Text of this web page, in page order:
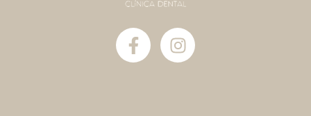
F
a
I
n